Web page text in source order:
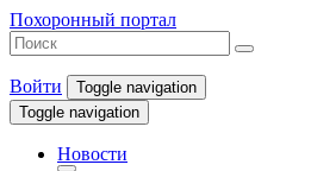
Похоронный портал
Войти
Toggle navigation
Toggle navigation
Новости